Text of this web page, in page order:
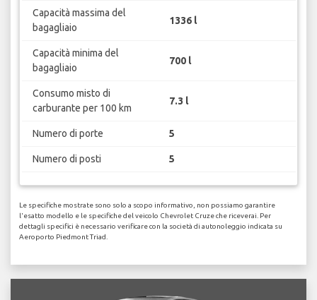
Capacità massima del
bagagliaio
1336 l
Capacità minima del
bagagliaio
700 l
Consumo misto di
carburante per 100 km
7.3 l
Numero di porte 5
Numero di posti 5
Le specifiche mostrate sono solo a scopo informativo, non possiamo garantire
l'esatto modello e le specifiche del veicolo Chevrolet Cruze che riceverai. Per
dettagli specifici è necessario verificare con la società di autonoleggio indicata su
Aeroporto Piedmont Triad.